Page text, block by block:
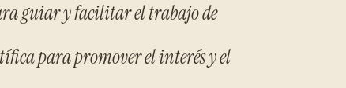
guiar y facilitar el trabajo de
para promover el interés y el